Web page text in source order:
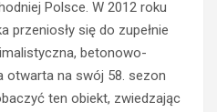
Polsce. W 2012 roku
przeniosły się do zupełnie
betonowo-
otwarta na swój 58. sezon
ten obiekt, zwiedzając